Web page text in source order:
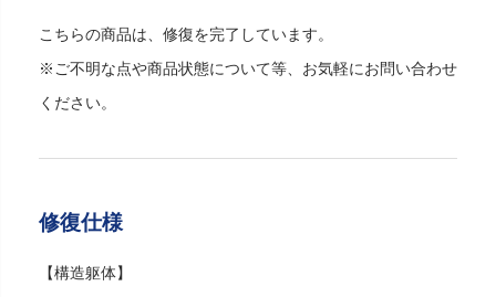
こちらの商品は、修復を完了しています。
※ご不明な点や商品状態について等、お気軽にお問い合わせ
ください。
修復仕様
【構造躯体】